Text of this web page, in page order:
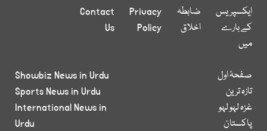
ایکسپریس
کے بارے
میں
ضابطہ
اخلاق
Privacy
Policy
Contact
Us
صفحۂ اول
تازہ ترین
غزہ لہو لہو
پاکستان
Showbiz News in Urdu
Sports News in Urdu
International News in
Urdu